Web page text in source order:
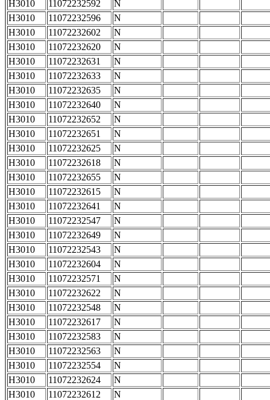
H3010 11072232592
N
H3010
11072232596
N
H3010
11072232602
N
H3010
11072232620
N
H3010
11072232631
N
H3010
11072232633
N
H3010
11072232635
N
H3010
11072232640
N
H3010
11072232652
N
H3010
11072232651
N
H3010
11072232625
N
H3010
11072232618
N
H3010
11072232655
N
H3010
11072232615
N
H3010
11072232641
N
H3010
11072232547
N
H3010
11072232649
N
H3010
11072232543
N
H3010
11072232604
N
H3010
11072232571
N
H3010
11072232622
N
H3010
11072232548
N
H3010
11072232617
N
H3010
11072232583
N
H3010
11072232563
N
H3010
11072232554
N
H3010
11072232624
N
H3010
11072232612
N